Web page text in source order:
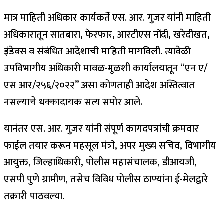
मात्र माहिती अधिकार कार्यकर्ते एस. आर. गुजर यांनी माहिती
अधिकारातून सातबारा, फेरफार, आरटीएस नोंदी, खरेदीखत,
इंडेक्स व संबंधित आदेशाची माहिती मागविली. त्यावेळी
उपविभागीय अधिकारी मावळ-मुळशी कार्यालयातून “एन ए/
एस आर/२५६/२०२२” असा कोणताही आदेश अस्तित्वात
नसल्याचे धक्कादायक सत्य समोर आले.
यानंतर एस. आर. गुजर यांनी संपूर्ण कागदपत्रांची क्रमवार
फाईल तयार करून महसूल मंत्री, अपर मुख्य सचिव, विभागीय
आयुक्त, जिल्हाधिकारी, पोलीस महासंचालक, डीआयजी,
एसपी पुणे ग्रामीण, तसेच विविध पोलीस ठाण्यांना ई-मेलद्वारे
तक्रारी पाठवल्या.